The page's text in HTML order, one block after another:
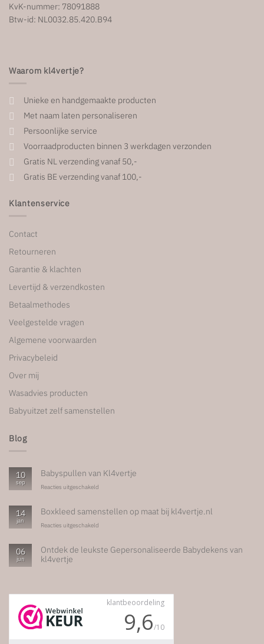
KvK-nummer: 78091888
Btw-id: NL0032.85.420.B94
Waarom kl4vertje?
Unieke en handgemaakte producten
Met naam laten personaliseren
Persoonlijke service
Voorraadproducten binnen 3 werkdagen verzonden
Gratis NL verzending vanaf 50,-
Gratis BE verzending vanaf 100,-
Klantenservice
Contact
Retourneren
Garantie & klachten
Levertijd & verzendkosten
Betaalmethodes
Veelgestelde vragen
Algemene voorwaarden
Privacybeleid
Over mij
Wasadvies producten
Babyuitzet zelf samenstellen
Blog
10
sep
Babyspullen van Kl4vertje
Reacties uitgeschakeld
Kl4vertje
14
jan
Boxkleed samenstellen op maat bij kl4vertje.nl
Reacties uitgeschakeld
op
06
jun
Ontdek de leukste Gepersonaliseerde Babydekens van
kl4vertje
Gepersonaliseerde
Babydekens
van
kl4vertje